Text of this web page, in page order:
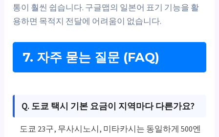
통이 훨씬 쉽습니다. 구글맵의 일본어 표기 기능을 활
용하면 목적지 전달에 어려움이 없습니다.
7. 자주 묻는 질문 (FAQ)
Q. 도쿄 택시 기본 요금이 지역마다 다른가요?
도쿄 23구, 무사시노시, 미타카시는 동일하게 500엔